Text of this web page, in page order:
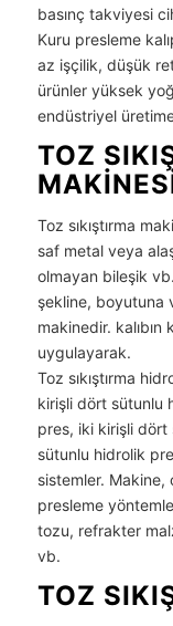
basınç takviyesi
Kuru presleme
az işçilik, düşük
ürünler yüksek
endüstriyel
TOZ
Toz sıkıştırma
saf metal veya
olmayan bileşik
şekline, boyutuna
makinedir.
uygulayarak.
Toz sıkıştırma
kirişli dört sütunlu
pres, iki kirişli
sütunlu hidrolik
sistemler. Makine,
presleme
tozu, refrakter
vb.
TOZ